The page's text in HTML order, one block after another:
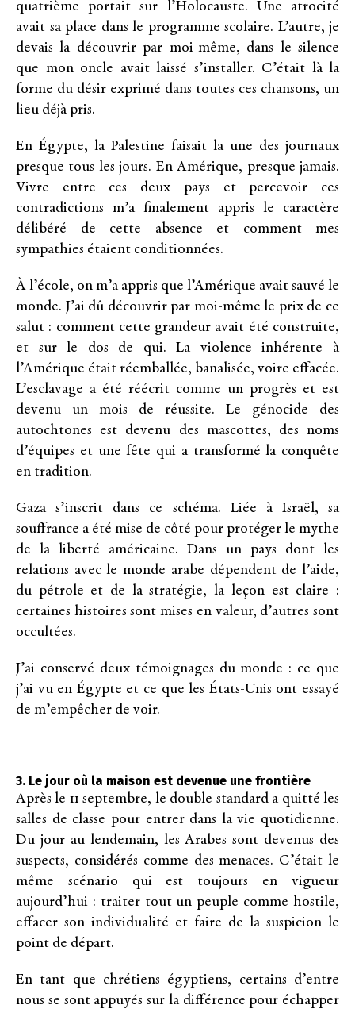
quatrième portait sur l’Holocauste. Une atrocité
avait sa place dans le programme scolaire. L’autre, je
devais la découvrir par moi-même, dans le silence
que mon oncle avait laissé s’installer. C’était là la
forme du désir exprimé dans toutes ces chansons, un
lieu déjà pris.
En Égypte, la Palestine faisait la une des journaux
presque tous les jours. En Amérique, presque jamais.
Vivre entre ces deux pays et percevoir ces
contradictions m’a finalement appris le caractère
délibéré de cette absence et comment mes
sympathies étaient conditionnées.
À l’école, on m’a appris que l’Amérique avait sauvé le
monde. J’ai dû découvrir par moi-même le prix de ce
salut : comment cette grandeur avait été construite,
et sur le dos de qui. La violence inhérente à
l’Amérique était réemballée, banalisée, voire effacée.
L’esclavage a été réécrit comme un progrès et est
devenu un mois de réussite. Le génocide des
autochtones est devenu des mascottes, des noms
d’équipes et une fête qui a transformé la conquête
en tradition.
Gaza s’inscrit dans ce schéma. Liée à Israël, sa
souffrance a été mise de côté pour protéger le mythe
de la liberté américaine. Dans un pays dont les
relations avec le monde arabe dépendent de l’aide,
du pétrole et de la stratégie, la leçon est claire :
certaines histoires sont mises en valeur, d’autres sont
occultées.
J’ai conservé deux témoignages du monde : ce que
j’ai vu en Égypte et ce que les États-Unis ont essayé
de m’empêcher de voir.
3. Le jour où la maison est devenue une frontière
Après le 11 septembre, le double standard a quitté les
salles de classe pour entrer dans la vie quotidienne.
Du jour au lendemain, les Arabes sont devenus des
suspects, considérés comme des menaces. C’était le
même scénario qui est toujours en vigueur
aujourd’hui : traiter tout un peuple comme hostile,
effacer son individualité et faire de la suspicion le
point de départ.
En tant que chrétiens égyptiens, certains d’entre
nous se sont appuyés sur la différence pour échapper